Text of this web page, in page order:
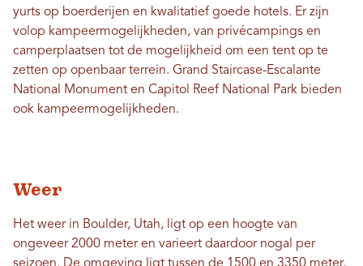
yurts op boerderijen en kwalitatief goede hotels. Er zijn
volop kampeermogelijkheden, van privécampings en
camperplaatsen tot de mogelijkheid om een ​​tent op te
zetten op openbaar terrein. Grand Staircase-Escalante
National Monument en Capitol Reef National Park bieden
ook kampeermogelijkheden.
Weer
Het weer in Boulder, Utah, ligt op een hoogte van
ongeveer 2000 meter en varieert daardoor nogal per